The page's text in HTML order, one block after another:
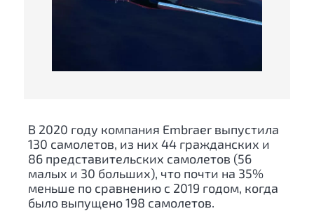
В 2020 году компания Embraer выпустила
130 самолетов, из них 44 гражданских и
86 представительских самолетов (56
малых и 30 больших), что почти на 35%
меньше по сравнению с 2019 годом, когда
было выпущено 198 самолетов.